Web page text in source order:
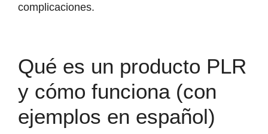
complicaciones.
Qué es un producto PLR
y cómo funciona (con
ejemplos en español)